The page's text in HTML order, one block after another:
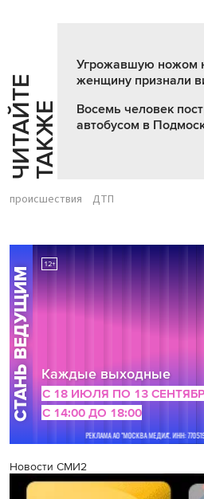
Ч
И
Т
АЙ
Т
Е
Т
А
К
ЖЕ
Угрожавшую ножом
женщину признали
Восемь человек
автобусом в
происшествия ДТП
Новости СМИ2